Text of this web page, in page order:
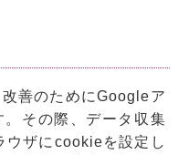
善のためにGoogleア
その際、データ収集
ウザにcookieを設定し